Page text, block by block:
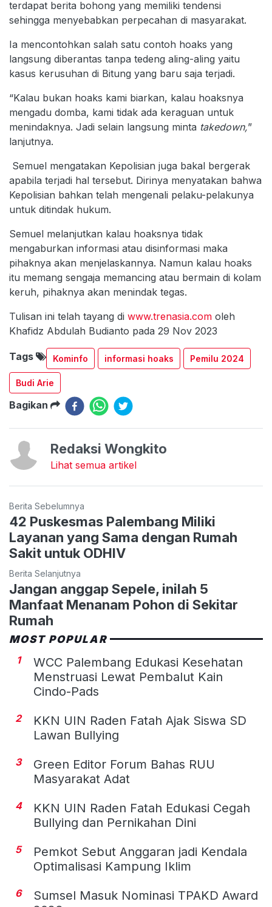
terdapat berita bohong yang memiliki tendensi
sehingga menyebabkan perpecahan di masyarakat.
Ia mencontohkan salah satu contoh hoaks yang
langsung diberantas tanpa tedeng aling-aling yaitu
kasus kerusuhan di Bitung yang baru saja terjadi.
“Kalau bukan hoaks kami biarkan, kalau hoaksnya
mengadu domba, kami tidak ada keraguan untuk
menindaknya. Jadi selain langsung minta takedown,”
lanjutnya.
Semuel mengatakan Kepolisian juga bakal bergerak
apabila terjadi hal tersebut. Dirinya menyatakan bahwa
Kepolisian bahkan telah mengenali pelaku-pelakunya
untuk ditindak hukum.
Semuel melanjutkan kalau hoaksnya tidak
mengaburkan informasi atau disinformasi maka
pihaknya akan menjelaskannya. Namun kalau hoaks
itu memang sengaja memancing atau bermain di kolam
keruh, pihaknya akan menindak tegas.
Tulisan ini telah tayang di www.trenasia.com oleh
Khafidz Abdulah Budianto pada 29 Nov 2023
Tags Kominfo informasi hoaks Pemilu 2024
Budi Arie
Bagikan
Redaksi Wongkito
Lihat semua artikel
Berita Sebelumnya
42 Puskesmas Palembang Miliki
Layanan yang Sama dengan Rumah
Sakit untuk ODHIV
Berita Selanjutnya
Jangan anggap Sepele, inilah 5
Manfaat Menanam Pohon di Sekitar
Rumah
MOST POPULAR
1
WCC Palembang Edukasi Kesehatan
Menstruasi Lewat Pembalut Kain
Cindo-Pads
2
KKN UIN Raden Fatah Ajak Siswa SD
Lawan Bullying
3
Green Editor Forum Bahas RUU
Masyarakat Adat
4
KKN UIN Raden Fatah Edukasi Cegah
Bullying dan Pernikahan Dini
5
Pemkot Sebut Anggaran jadi Kendala
Optimalisasi Kampung Iklim
6
Sumsel Masuk Nominasi TPAKD Award